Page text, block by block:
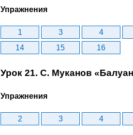
Упражнения
1 3 4
14
15 16
Урок 21. С. Муканов
Упражнения
2 3 4